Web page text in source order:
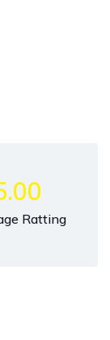
Ratting